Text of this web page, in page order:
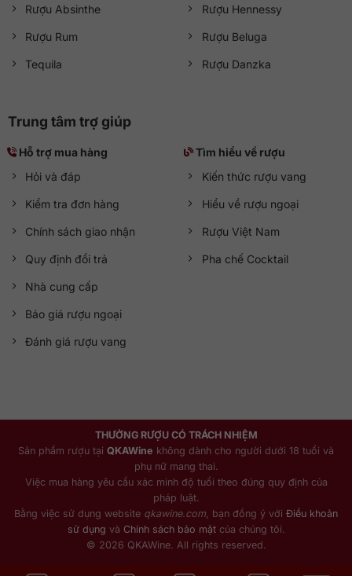
Rượu Absinthe
Rượu Rum
Tequila
Rượu Hennessy
Rượu Beluga
Rượu Danzka
Trung tâm trợ giúp
Hỗ trợ mua hàng
Hỏi và đáp
Kiểm tra đơn hàng
Chính sách giao nhận
Quy định đổi trả
Nhà cung cấp
Báo giá rượu ngoại
Đánh giá rượu vang
Tìm hiểu về rượu
Kiến thức rượu vang
Hiểu về rượu ngoại
Rượu Việt Nam
Pha chế Cocktail
THƯỞNG RƯỢU CÓ TRÁCH NHIỆM
Sản phẩm rượu tại QKAWine không dành cho người dưới 18 tuổi và
phụ nữ mang thai.
Việc mua hàng yêu cầu xác minh độ tuổi theo đúng quy định của
pháp luật.
Bằng việc sử dụng website qkawine.com , bạn đồng ý với Điều khoản
sử dụng và Chính sách bảo mậtcủa chúng tôi.
© 2026 QKAWine. All rights reserved.